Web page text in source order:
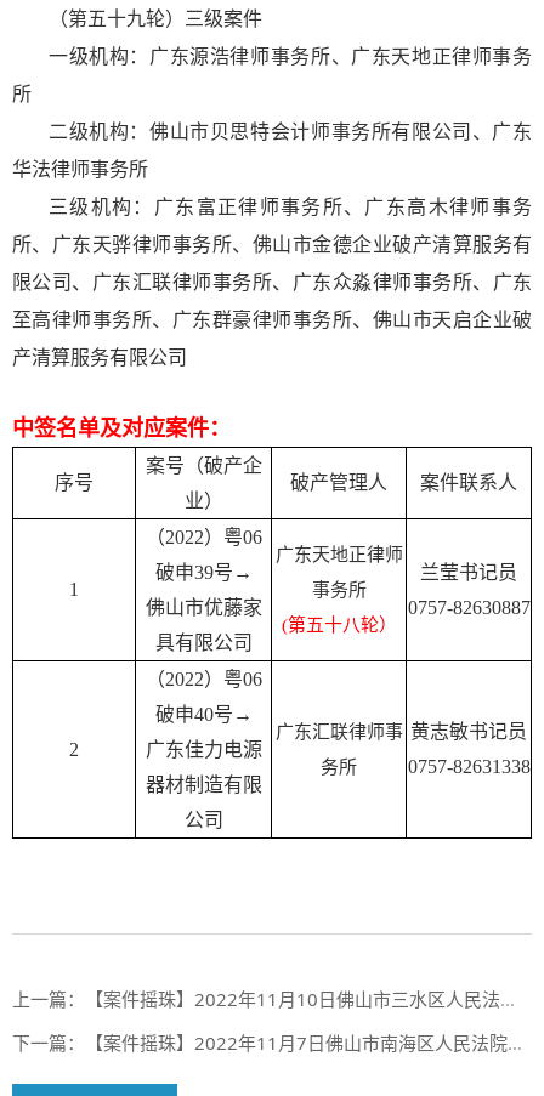
（第五十九轮）三级案件
一级机构：广东源浩律师事务所、广东天地正律师事务
所
二级机构：佛山市贝思特会计师事务所有限公司、广东
华法律师事务所
三级机构：广东富正律师事务所、广东高木律师事务
所、广东天骅律师事务所、佛山市金德企业破产清算服务有
限公司、广东汇联律师事务所、广东众淼律师事务所、广东
至高律师事务所、广东群豪律师事务所、佛山市天启企业破
产清算服务有限公司
中签名单及对应案件：
序号
案号（破产企
业）
破产管理人 案件联系人
1
（2022）粤06
破申39号→
佛山市优藤家
具有限公司
广东天地正律师
事务所
(第五十八轮）
兰莹书记员
0757-82630887
2
（2022）粤06
破申40号→
广东佳力电源
器材制造有限
公司
广东汇联律师事
务所
黄志敏书记员
0757-82631338
上一篇：
【案件摇珠】2022年11月10日佛山市三水区人民法院案件摇珠结果
下一篇：
【案件摇珠】2022年11月7日佛山市南海区人民法院案件摇珠结果